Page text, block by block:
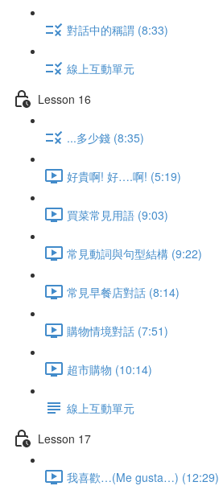
對話中的稱謂 (8:33)
線上互動單元
Lesson 16
...多少錢 (8:35)
好貴啊! 好….啊! (5:19)
買菜常見用語 (9:03)
常見動詞與句型結構 (9:22)
常見早餐店對話 (8:14)
購物情境對話 (7:51)
超市購物 (10:14)
線上互動單元
Lesson 17
我喜歡…(Me gusta…) (12:29)